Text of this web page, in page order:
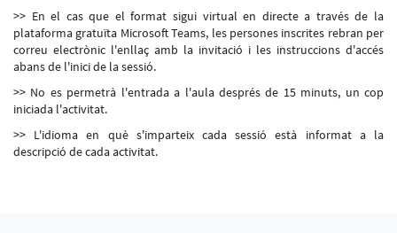
>> En el cas que el format sigui virtual en directe a través de la
plataforma gratuïta Microsoft Teams, les persones inscrites rebran per
correu electrònic l'enllaç amb la invitació i les instruccions d'accés
abans de l'inici de la sessió.
>> No es permetrà l'entrada a l'aula després de 15 minuts, un cop
iniciada l'activitat.
>> L'idioma en què s'imparteix cada sessió està informat a la
descripció de cada activitat.